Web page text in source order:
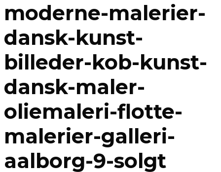
moderne-malerier-
dansk-kunst-
billeder-kob-kunst-
dansk-maler-
oliemaleri-flotte-
malerier-galleri-
aalborg-9-solgt